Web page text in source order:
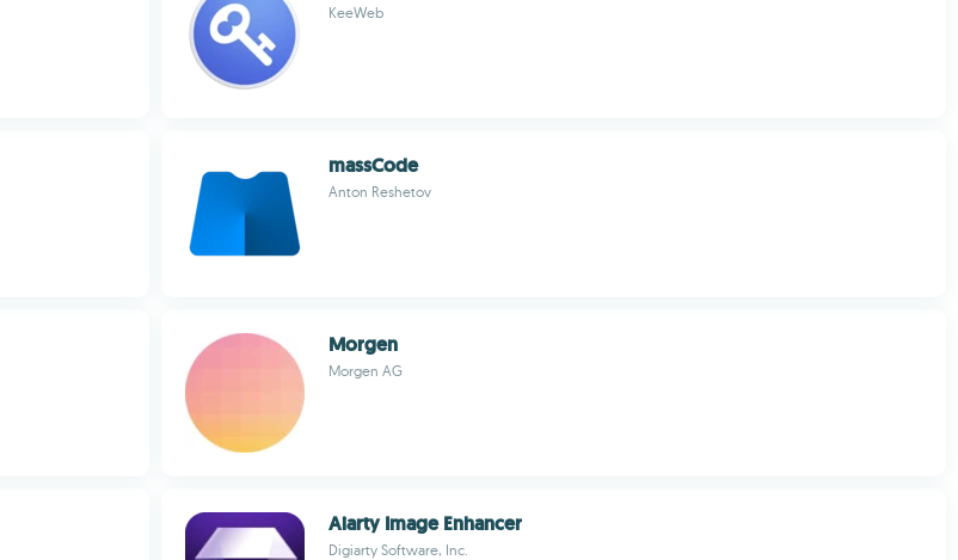
KeeWeb
massCode
Anton Reshetov
Morgen
Morgen AG
Aiarty Image Enhancer
Digiarty Software, Inc.